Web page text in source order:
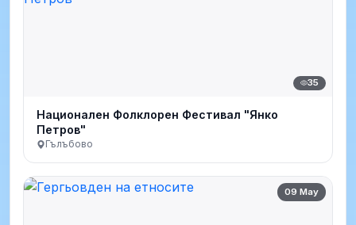
35
Национален Фолклорен Фестивал "Янко
Петров"
Гълъбово
09 May